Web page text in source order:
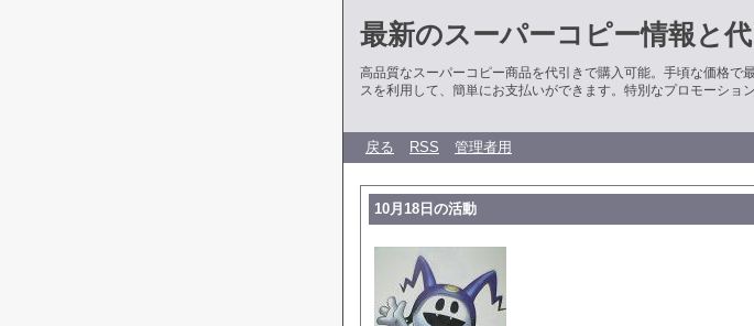
最新のスーパーコピー情報と
高品質なスーパーコピー商品を代引きで購入可能。手頃な価格
スを利用して、簡単にお支払いができます。特別なプロモーショ
戻る RSS 管理者用
10月18日の活動